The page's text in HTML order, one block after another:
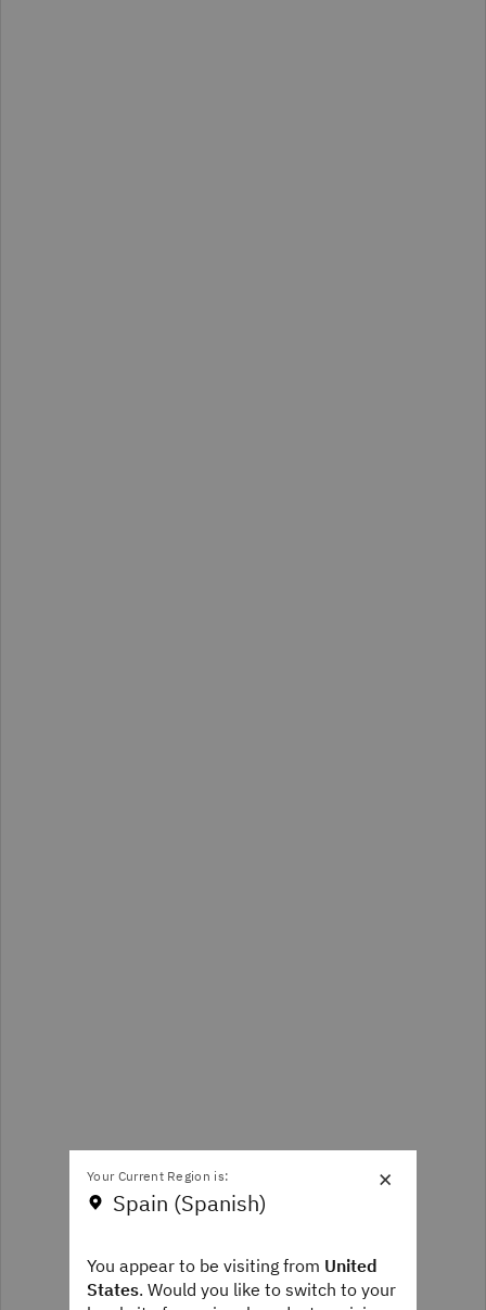
×
Your Current Region is:
Spain (Spanish)
You appear to be visiting from United
States. Would you like to switch to your